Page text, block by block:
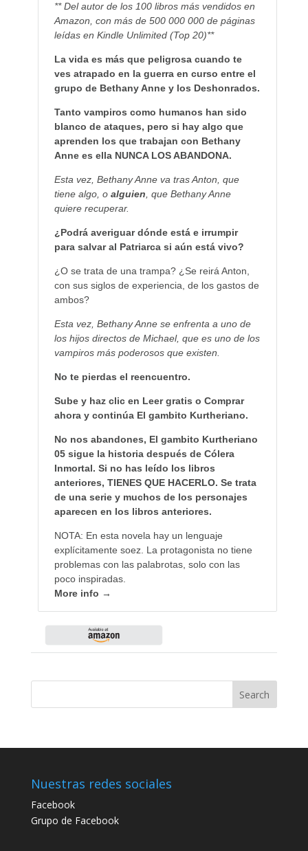
** Del autor de los 100 libros más vendidos en
Amazon, con más de 500 000 000 de páginas
leídas en Kindle Unlimited (Top 20)**
La vida es más que peligrosa cuando te
ves atrapado en la guerra en curso entre el
grupo de Bethany Anne y los Deshonrados.
Tanto vampiros como humanos han sido
blanco de ataques, pero si hay algo que
aprenden los que trabajan con Bethany
Anne es ella NUNCA LOS ABANDONA.
Esta vez, Bethany Anne va tras Anton, que
tiene algo, o alguien , que Bethany Anne
quiere recuperar.
¿Podrá averiguar dónde está e irrumpir
para salvar al Patriarca si aún está vivo?
¿O se trata de una trampa? ¿Se reirá Anton,
con sus siglos de experiencia, de los gastos de
ambos?
Esta vez, Bethany Anne se enfrenta a uno de
los hijos directos de Michael, que es uno de los
vampiros más poderosos que existen.
No te pierdas el reencuentro.
Sube y haz clic en Leer gratis o Comprar
ahora y continúa El gambito Kurtheriano.
No nos abandones, El gambito Kurtheriano
05 sigue la historia después de Cólera
Inmortal. Si no has leído los libros
anteriores, TIENES QUE HACERLO. Se trata
de una serie y muchos de los personajes
aparecen en los libros anteriores.
NOTA: En esta novela hay un lenguaje
explícitamente soez. La protagonista no tiene
problemas con las palabrotas, solo con las
poco inspiradas.
More info →
Search
Nuestras redes sociales
Facebook
Grupo de Facebook